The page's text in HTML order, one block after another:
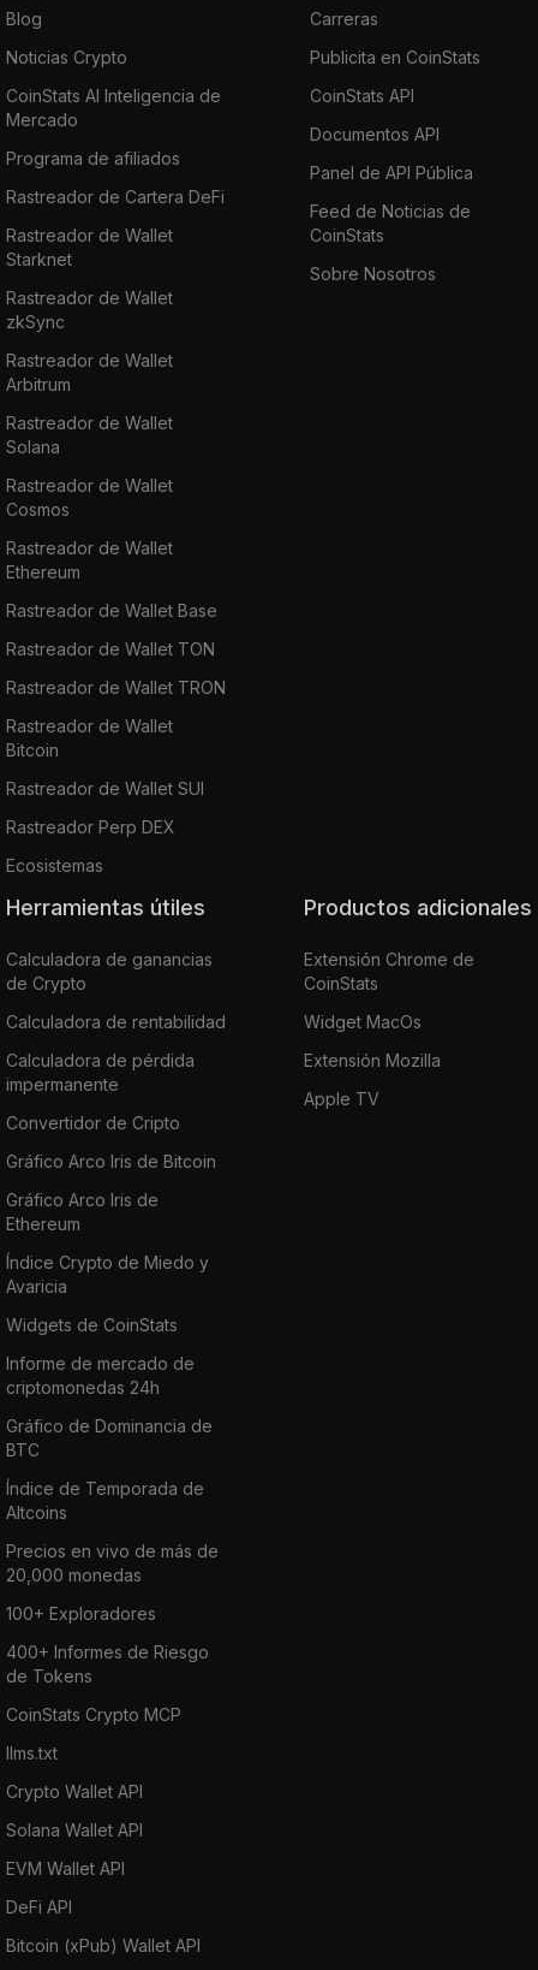
Blog
Noticias Crypto
CoinStats AI Inteligencia de
Mercado
Programa de afiliados
Rastreador de Cartera DeFi
Rastreador de Wallet
Starknet
Rastreador de Wallet
zkSync
Rastreador de Wallet
Arbitrum
Rastreador de Wallet
Solana
Rastreador de Wallet
Cosmos
Rastreador de Wallet
Ethereum
Rastreador de Wallet Base
Rastreador de Wallet TON
Rastreador de Wallet TRON
Rastreador de Wallet
Bitcoin
Rastreador de Wallet SUI
Rastreador Perp DEX
Ecosistemas
Carreras
Publicita en CoinStats
CoinStats API
Documentos API
Panel de API Pública
Feed de Noticias de
CoinStats
Sobre Nosotros
Herramientas útiles
Calculadora de ganancias
de Crypto
Calculadora de rentabilidad
Calculadora de pérdida
impermanente
Convertidor de Cripto
Gráfico Arco Iris de Bitcoin
Gráfico Arco Iris de
Ethereum
Índice Crypto de Miedo y
Avaricia
Widgets de CoinStats
Informe de mercado de
criptomonedas 24h
Gráfico de Dominancia de
BTC
Índice de Temporada de
Altcoins
Precios en vivo de más de
20,000 monedas
100+ Exploradores
400+ Informes de Riesgo
de Tokens
CoinStats Crypto MCP
llms.txt
Crypto Wallet API
Solana Wallet API
EVM Wallet API
DeFi API
Bitcoin (xPub) Wallet API
Productos adicionales
Extensión Chrome de
CoinStats
Widget MacOs
Extensión Mozilla
Apple TV